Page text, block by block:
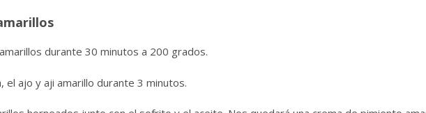
durante 30 minutos a 200 grados.
el ajo y aji amarillo durante 3 minutos.